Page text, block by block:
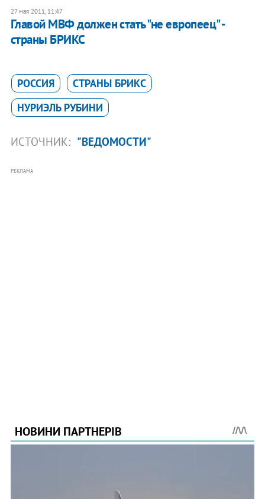
27 мая 2011, 11:47
​Главой МВФ должен стать "не европеец" -
страны БРИКС
РОССИЯ
СТРАНЫ БРИКС
НУРИЭЛЬ РУБИНИ
ИСТОЧНИК: "ВЕДОМОСТИ"
РЕКЛАМА